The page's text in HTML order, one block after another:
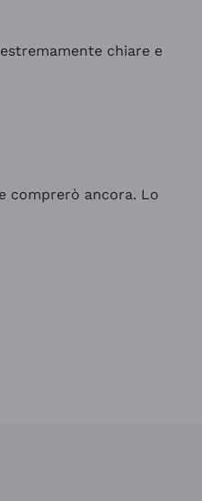
chiare e
comprerò ancora. Lo